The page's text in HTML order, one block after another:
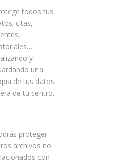
todos tus
citas,
y
una
de tus datos
de tu centro.
proteger
archivos no
con